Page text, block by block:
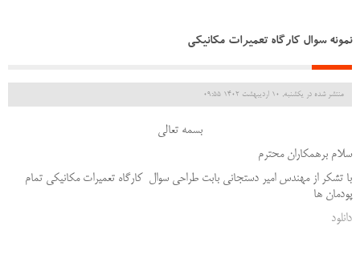
نمونه سوال کارگاه تعمیرات مکانیکی
منتشر شده در یکشنبه, 10 ارديبهشت 1402 09:55
بسمه تعالی
سلام برهمکاران محترم
با تشکر از مهندس امیر دستجانی بابت طراحی سوال کارگاه تعمیرات مکانیکی تمام
پودمان ها
دانلود